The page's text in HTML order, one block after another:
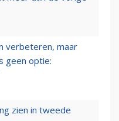
verbeteren, maar
geen optie:
zien in tweede